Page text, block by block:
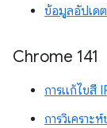
ข้อมูลอัปเด
Chrome 141
การแก้ไขสี
การวิเคราะ